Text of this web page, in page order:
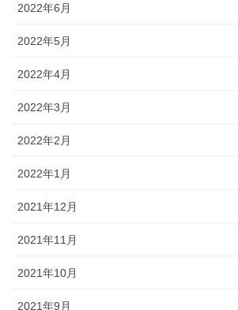
2022年6月
2022年5月
2022年4月
2022年3月
2022年2月
2022年1月
2021年12月
2021年11月
2021年10月
2021年9月